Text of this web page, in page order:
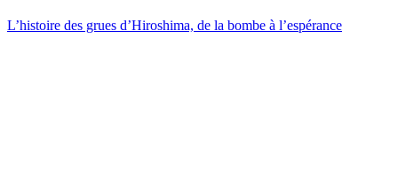
L’histoire des grues d’Hiroshima, de la bombe à l’espérance